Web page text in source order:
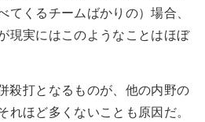
てくるチームばかりの）場合、
現実にはこのようなことはほぼ
殺打となるものが、他の内野の
ほど多くないことも原因だ。